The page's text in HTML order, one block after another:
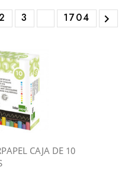
3 1704 
CAJA DE 10